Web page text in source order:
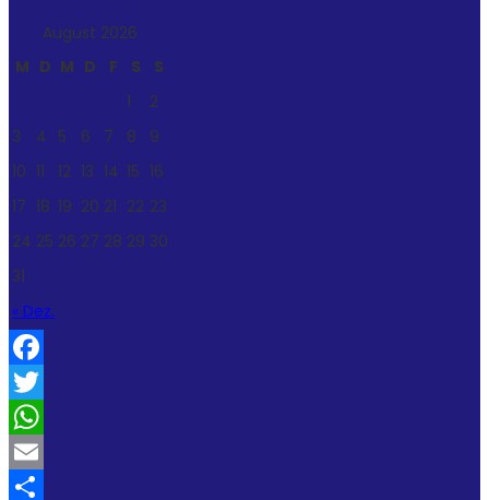
August 2026
M D M D F S S
« Dez.
1
2
3
4 5 6 7 8
9
10 11 12 13 14 15 16
17 18 19 20 21 22 23
24 25 26 27 28 29 30
31
Facebook
Twitter
WhatsApp
Email